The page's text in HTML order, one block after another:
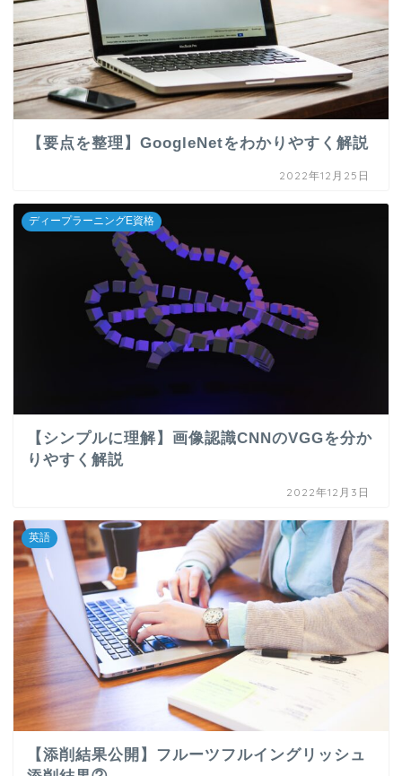
【要点を整理】GoogleNetをわかりやすく解説
2022年12月25日
ディープラーニングE資格
【シンプルに理解】画像認識CNNのVGGを分か
りやすく解説
2022年12月3日
英語
【添削結果公開】フルーツフルイングリッシュ